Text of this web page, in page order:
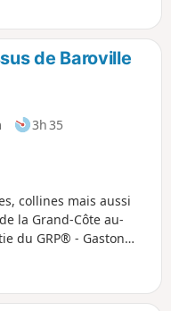
de Baroville
3h 35
collines mais aussi
la Grand-Côte au-
du GRP® - Gaston
les pèlerins se